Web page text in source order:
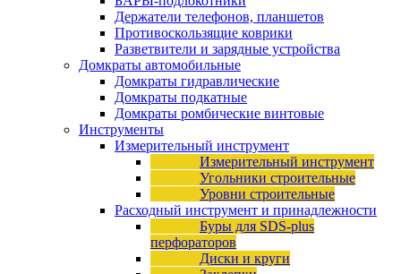
Держатели телефонов, планшетов
Противоскользящие коврики
Разветвители и зарядные устройства
Домкраты автомобильные
Домкраты гидравлические
Домкраты подкатные
Домкраты ромбические винтовые
Инструменты
Измерительный инструмент
Измерительный инструмент
Угольники строительные
Уровни строительные
Расходный инструмент и принадлежности
Буры для SDS-plus
перфораторов
Диски и круги